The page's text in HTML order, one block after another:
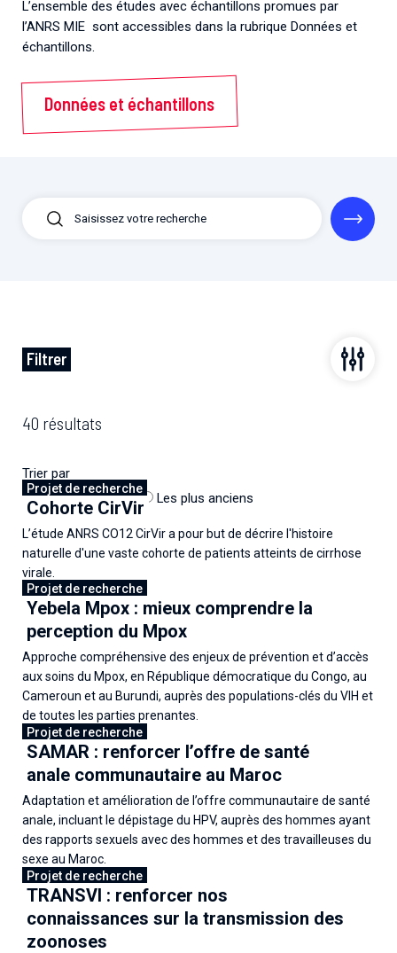
L’ensemble des études avec échantillons promues par
l’ANRS MIE sont accessibles dans la rubrique Données et
échantillons.
Données et échantillons
Filtrer
40 résultats
Trier par
Les plus récents
Les plus anciens
Projet de recherche
Cohorte CirVir
L’étude ANRS CO12 CirVir a pour but de décrire l'histoire
naturelle d'une vaste cohorte de patients atteints de cirrhose
virale.
20 juillet 2026
Projet de recherche
Yebela Mpox : mieux comprendre la
perception du Mpox
Approche compréhensive des enjeux de prévention et d’accès
aux soins du Mpox, en République démocratique du Congo, au
Cameroun et au Burundi, auprès des populations-clés du VIH et
de toutes les parties prenantes.
28 mai 2026
Projet de recherche
SAMAR : renforcer l’offre de santé
anale communautaire au Maroc
Adaptation et amélioration de l’offre communautaire de santé
anale, incluant le dépistage du HPV, auprès des hommes ayant
des rapports sexuels avec des hommes et des travailleuses du
sexe au Maroc.
28 mai 2026
Projet de recherche
TRANSVI : renforcer nos
connaissances sur la transmission des
zoonoses